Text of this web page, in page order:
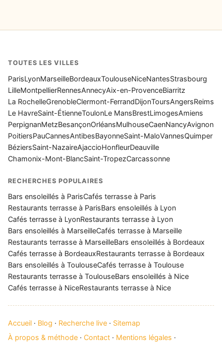
TOUTES LES VILLES
ParisLyonMarseilleBordeauxToulouseNiceNantesStrasbourg
LilleMontpellierRennesAnnecyAix-en-ProvenceBiarritz
La RochelleGrenobleClermont-FerrandDijonToursAngersReims
Le HavreSaint-ÉtienneToulonLe MansBrestLimogesAmiens
PerpignanMetzBesançonOrléansMulhouseCaenNancyAvignon
PoitiersPauCannesAntibesBayonneSaint-MaloVannesQuimper
BéziersSaint-NazaireAjaccioHonfleurDeauville
Chamonix-Mont-BlancSaint-TropezCarcassonne
RECHERCHES POPULAIRES
Bars ensoleillés à ParisCafés terrasse à Paris
Restaurants terrasse à ParisBars ensoleillés à Lyon
Cafés terrasse à LyonRestaurants terrasse à Lyon
Bars ensoleillés à MarseilleCafés terrasse à Marseille
Restaurants terrasse à MarseilleBars ensoleillés à Bordeaux
Cafés terrasse à BordeauxRestaurants terrasse à Bordeaux
Bars ensoleillés à ToulouseCafés terrasse à Toulouse
Restaurants terrasse à ToulouseBars ensoleillés à Nice
Cafés terrasse à NiceRestaurants terrasse à Nice
Accueil · Blog · Recherche live · Sitemap
À propos & méthode · Contact · Mentions légales ·